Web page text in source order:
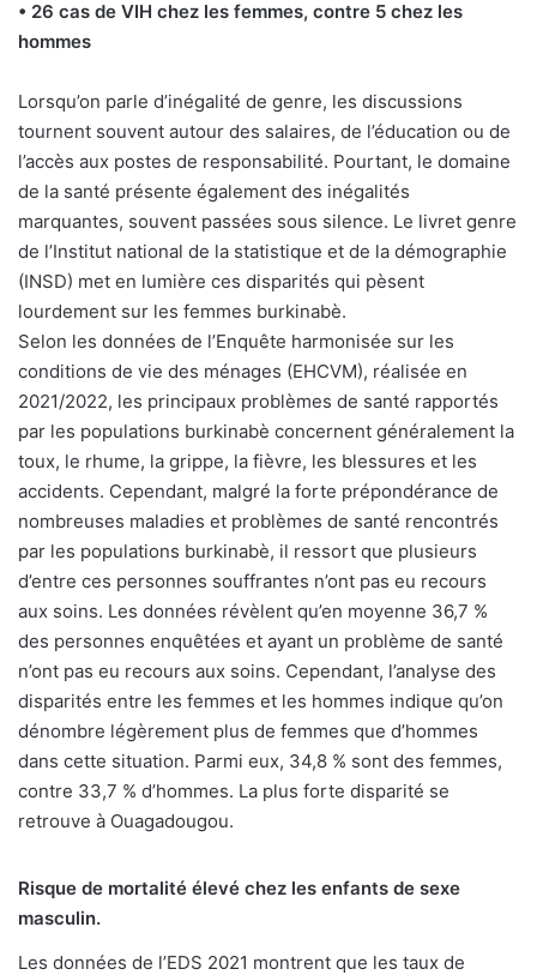
• 26 cas de VIH chez les femmes, contre 5 chez les
hommes
Lorsqu’on parle d’inégalité de genre, les discussions
tournent souvent autour des salaires, de l’éducation ou de
l’accès aux postes de responsabilité. Pourtant, le domaine
de la santé présente également des inégalités
marquantes, souvent passées sous silence. Le livret genre
de l’Institut national de la statistique et de la démographie
(INSD) met en lumière ces disparités qui pèsent
lourdement sur les femmes burkinabè.
Selon les données de l’Enquête harmonisée sur les
conditions de vie des ménages (EHCVM), réalisée en
2021/2022, les principaux problèmes de santé rapportés
par les populations burkinabè concernent généralement la
toux, le rhume, la grippe, la fièvre, les blessures et les
accidents. Cependant, malgré la forte prépondérance de
nombreuses maladies et problèmes de santé rencontrés
par les populations burkinabè, il ressort que plusieurs
d’entre ces personnes souffrantes n’ont pas eu recours
aux soins. Les données révèlent qu’en moyenne 36,7 %
des personnes enquêtées et ayant un problème de santé
n’ont pas eu recours aux soins. Cependant, l’analyse des
disparités entre les femmes et les hommes indique qu’on
dénombre légèrement plus de femmes que d’hommes
dans cette situation. Parmi eux, 34,8 % sont des femmes,
contre 33,7 % d’hommes. La plus forte disparité se
retrouve à Ouagadougou.
Risque de mortalité élevé chez les enfants de sexe
masculin.
Les données de l’EDS 2021 montrent que les taux de